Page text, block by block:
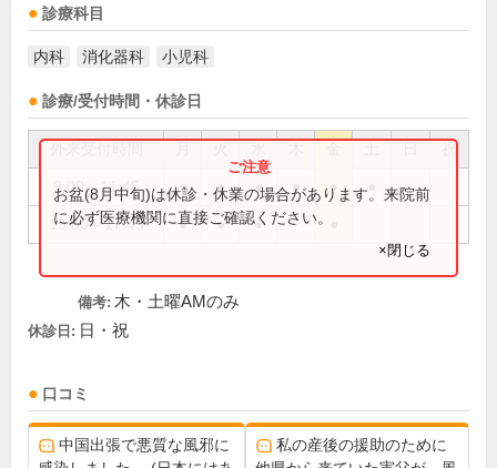
診療科目
内科 消化器科 小児科
診療/受付時間・休診日
祝
9:00～11:45 ● ● ● ● ●
15:00～17:45 ● ● ●
お盆(8月中旬)は休診・休業の場合があります。来院前
に必ず医療機関に直接ご確認ください。
×閉じる
備考: 木・土曜AMのみ
休診日: 日・祝
口コミ
中国出張で悪質な風邪に
私の産後の援助のために